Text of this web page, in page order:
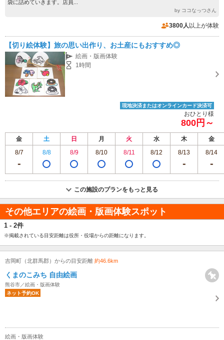
袋に詰めていきます。店員...
by ココなっつさん
3800人 以上が体験
【切り絵体験】旅の思い出作り、お土産にもおすすめ◎
絵画・版画体験
1時間
現地決済またはオンラインカード決済可
おひとり様
800円～
金 土 日 月 火 水 木
金
8/7
8/8 8/9 8/10 8/11 8/12 8/13 8/14
この施設のプランをもっと見る
その他エリアの絵画・版画体験スポット
1 - 2件
※掲載されている目安距離は役所・役場からの距離になります。
吉岡町（北群馬郡）からの目安距離 約46.6km
くまのこみち 自由絵画
熊谷市／絵画・版画体験
ネット予約OK
絵画・版画体験